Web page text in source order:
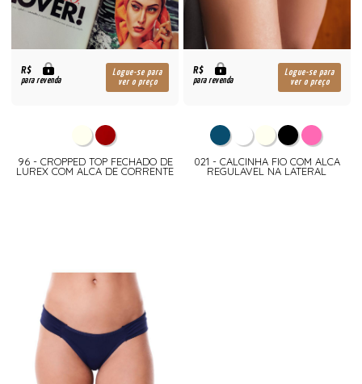
R$
para revenda
Logue-se para
ver o preço
96 - CROPPED TOP FECHADO DE
LUREX COM ALCA DE CORRENTE
R$
para revenda
Logue-se para
ver o preço
021 - CALCINHA FIO COM ALCA
REGULAVEL NA LATERAL